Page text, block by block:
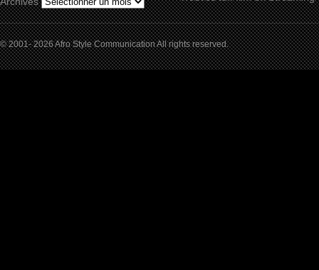
© 2001- 2026 Afro Style Communication All rights reserved.